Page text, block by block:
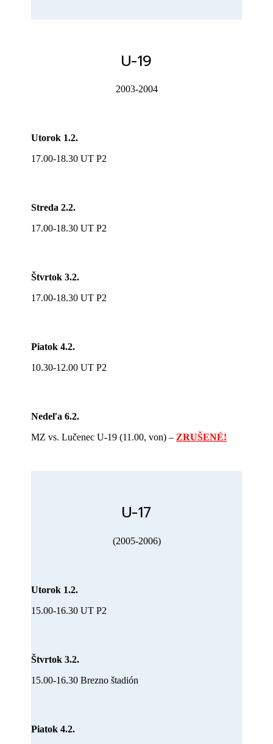
U-19
2003-2004
Utorok 1.2.
17.00-18.30 UT P2
Streda 2.2.
17.00-18.30 UT P2
Štvrtok 3.2.
17.00-18.30 UT P2
Piatok 4.2.
10.30-12.00 UT P2
Nedeľa 6.2.
MZ vs. Lučenec U-19 (11.00, von) –ZRUŠENÉ!
U-17
(2005-2006)
Utorok 1.2.
15.00-16.30 UT P2
Štvrtok 3.2.
15.00-16.30 Brezno štadión
Piatok 4.2.